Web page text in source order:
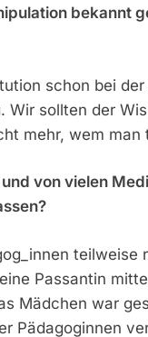
bekannt
schon bei der
sollten der
mehr, wem man
von vielen
Passantin
Mädchen war
Pädagoginnen